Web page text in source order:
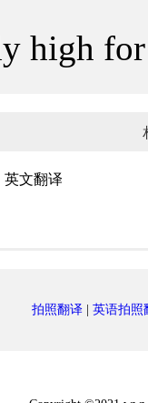
high for
英文翻译
拍照翻译| 英语拍照